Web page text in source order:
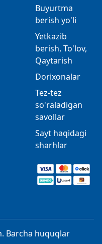
Buyurtma
berish yo'li
Yetkazib
berish, To'lov,
Qaytarish
Dorixonalar
Tez-tez
so'raladigan
savollar
Sayt haqidagi
sharhlar
Barcha huquqlar